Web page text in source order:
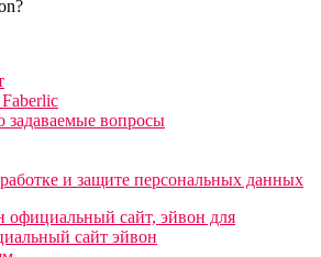
задаваемые вопросы
и защите персональных данных